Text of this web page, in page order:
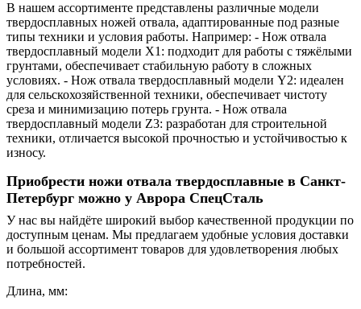
В нашем ассортименте представлены различные модели
твердосплавных ножей отвала, адаптированные под разные
типы техники и условия работы. Например: - Нож отвала
твердосплавный модели X1: подходит для работы с тяжёлыми
грунтами, обеспечивает стабильную работу в сложных
условиях. - Нож отвала твердосплавный модели Y2: идеален
для сельскохозяйственной техники, обеспечивает чистоту
среза и минимизацию потерь грунта. - Нож отвала
твердосплавный модели Z3: разработан для строительной
техники, отличается высокой прочностью и устойчивостью к
износу.
Приобрести ножи отвала твердосплавные в Санкт-
Петербург можно у Аврора СпецСталь
У нас вы найдёте широкий выбор качественной продукции по
доступным ценам. Мы предлагаем удобные условия доставки
и большой ассортимент товаров для удовлетворения любых
потребностей.
Длина, мм: